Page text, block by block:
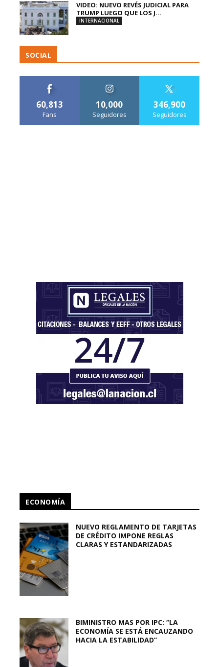
VIDEO: NUEVO REVÉS JUDICIAL PARA
TRUMP LUEGO QUE LOS J...
INTERNACIONAL
SOCIAL
60,813
Fans
10,000
Seguidores
346,900
Seguidores
ECONOMÍA
NUEVO REGLAMENTO DE TARJETAS
DE CRÉDITO IMPONE REGLAS
CLARAS Y ESTANDARIZADAS
BIMINISTRO MAS POR IPC: “LA
ECONOMÍA SE ESTÁ ENCAUZANDO
HACIA LA ESTABILIDAD”